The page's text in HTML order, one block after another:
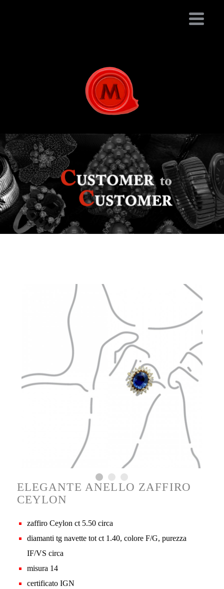
ELEGANTE ANELLO ZAFFIRO
CEYLON
zaffiro Ceylon ct 5.50 circa
diamanti tg navette tot ct 1.40, colore F/G, purezza
IF/VS circa
misura 14
certificato IGN